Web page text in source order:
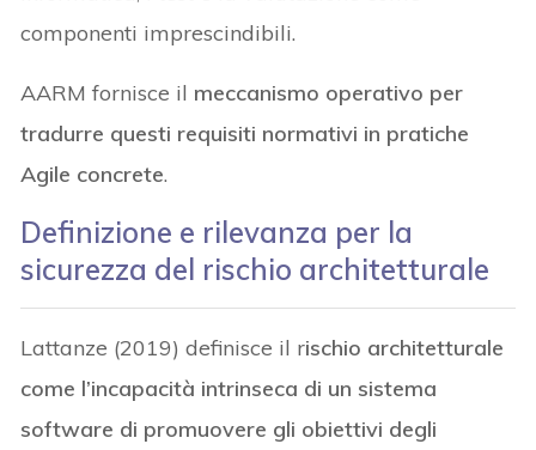
componenti imprescindibili.
AARM fornisce il meccanismo operativo per
tradurre questi requisiti normativi in pratiche
Agile concrete.
Definizione e rilevanza per la
sicurezza del rischio architetturale
Lattanze (2019) definisce il rischio architetturale
come l’incapacità intrinseca di un sistema
software di promuovere gli obiettivi degli